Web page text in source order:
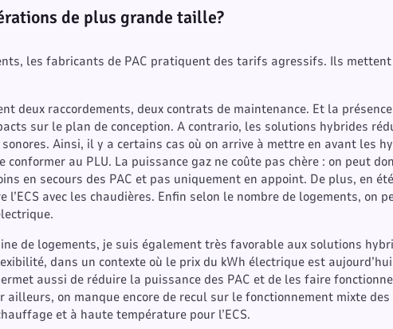
de plus grande taille?
les fabricants de PAC pratiquent des tarifs agressifs. Ils
deux raccordements, deux contrats de maintenance. Et la
sur le plan de conception. A contrario, les solutions hybrides
Ainsi, il y a certains cas où on arrive à mettre en avant les
conformer au PLU. La puissance gaz ne coûte pas chère : on peut
en secours des PAC et pas uniquement en appoint. De plus, en
l’ECS avec les chaudières. Enfin selon le nombre de logements, on
de logements, je suis également très favorable aux solutions
dans un contexte où le prix du kWh électrique est
aussi de réduire la puissance des PAC et de les faire
ailleurs, on manque encore de recul sur le fonctionnement mixte
et à haute température pour l’ECS.